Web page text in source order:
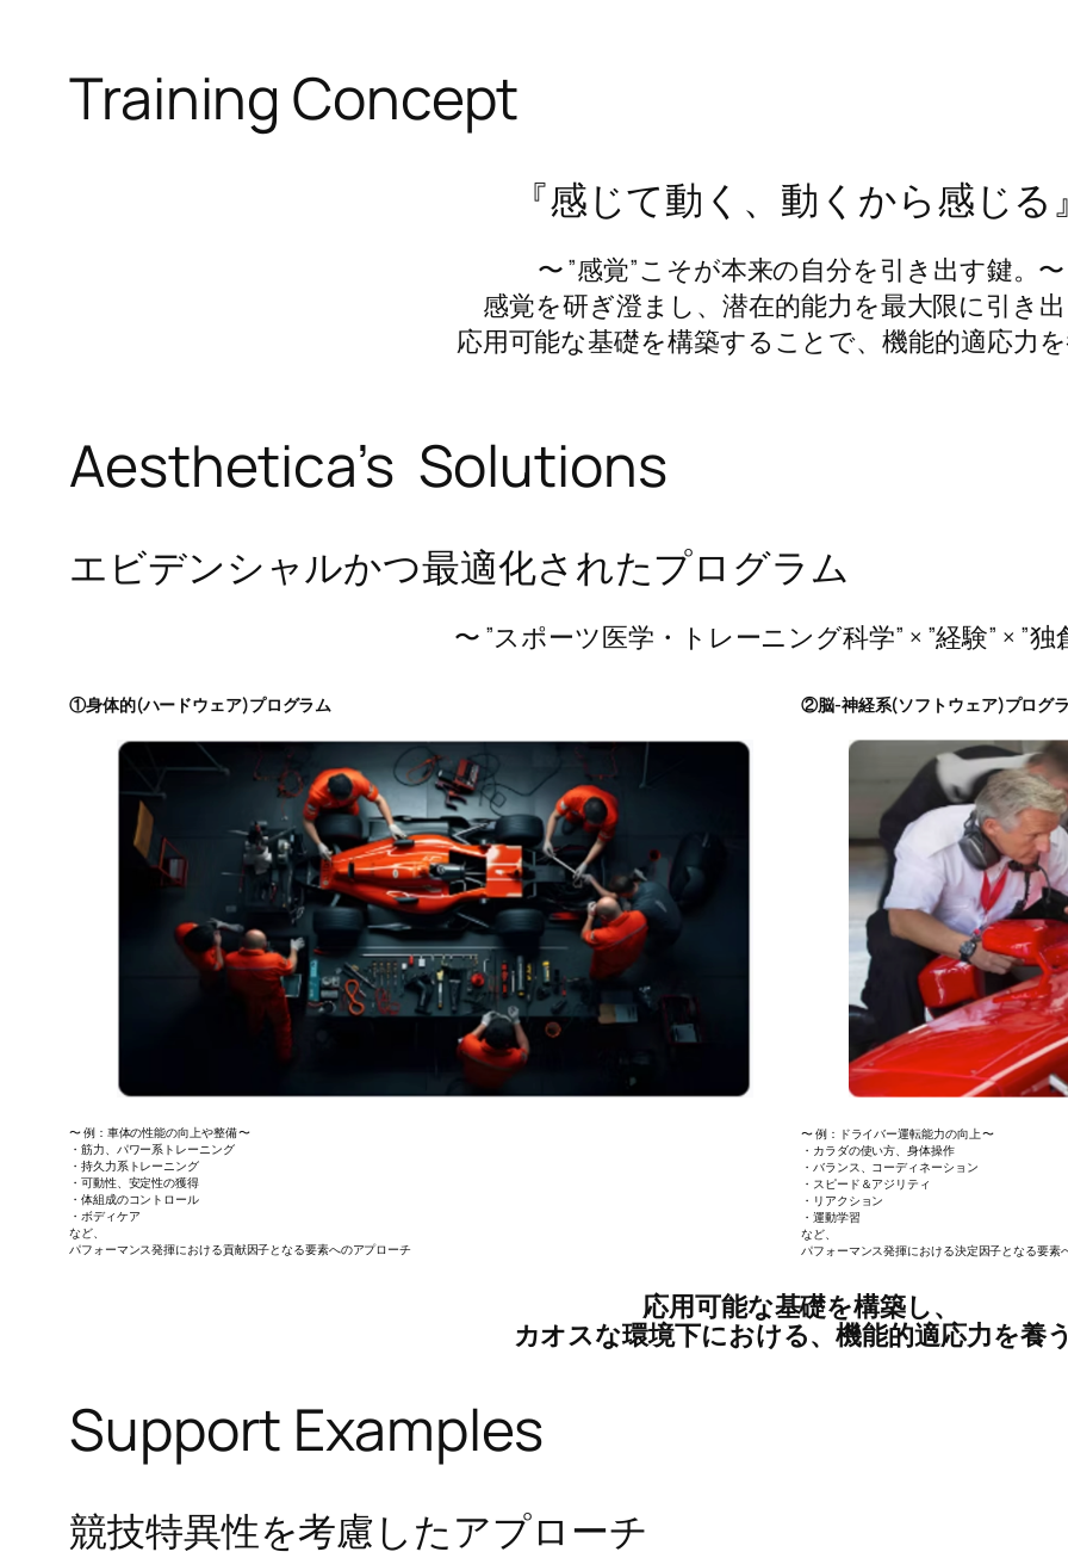
Training Concept
『​感じて動く、動くから感じる』
〜 ”感覚”こそが本来の自分を引き出す鍵。〜
感覚を研ぎ澄まし、潜在的能力を最大限に引き出
応用可能な基礎を構築することで、機能的適応力を
Aesthetica’s Solutions
​エビデンシャルかつ最適化されたプログラム
〜 ”スポーツ医学・トレーニング科学” × ”経験” × ”独
​①身体的(ハードウェア)プログラム
〜 例：車体の性能の向上や整備 〜
・筋力、パワー系トレーニング
・持久力系トレーニング
​・可動性、安定性の獲得
・体組成のコントロール
・ボディケア
など、
パフォーマンス発揮における貢献因子となる要素へのアプローチ
​②脳-神経系(ソフトウェア)プログ
〜 例：ドライバー運転能力の向上 〜
・カラダの使い方、身体操作
・バランス、コーディネーション
・スピード＆アジリティ
・リアクション
​・運動学習
​など、
パフォーマンス発揮における決定因子となる要素
​応用可能な基礎を構築し、
カオスな環境下における、機能的適応力を養
Support Examples
​競技特異性を考慮したアプローチ